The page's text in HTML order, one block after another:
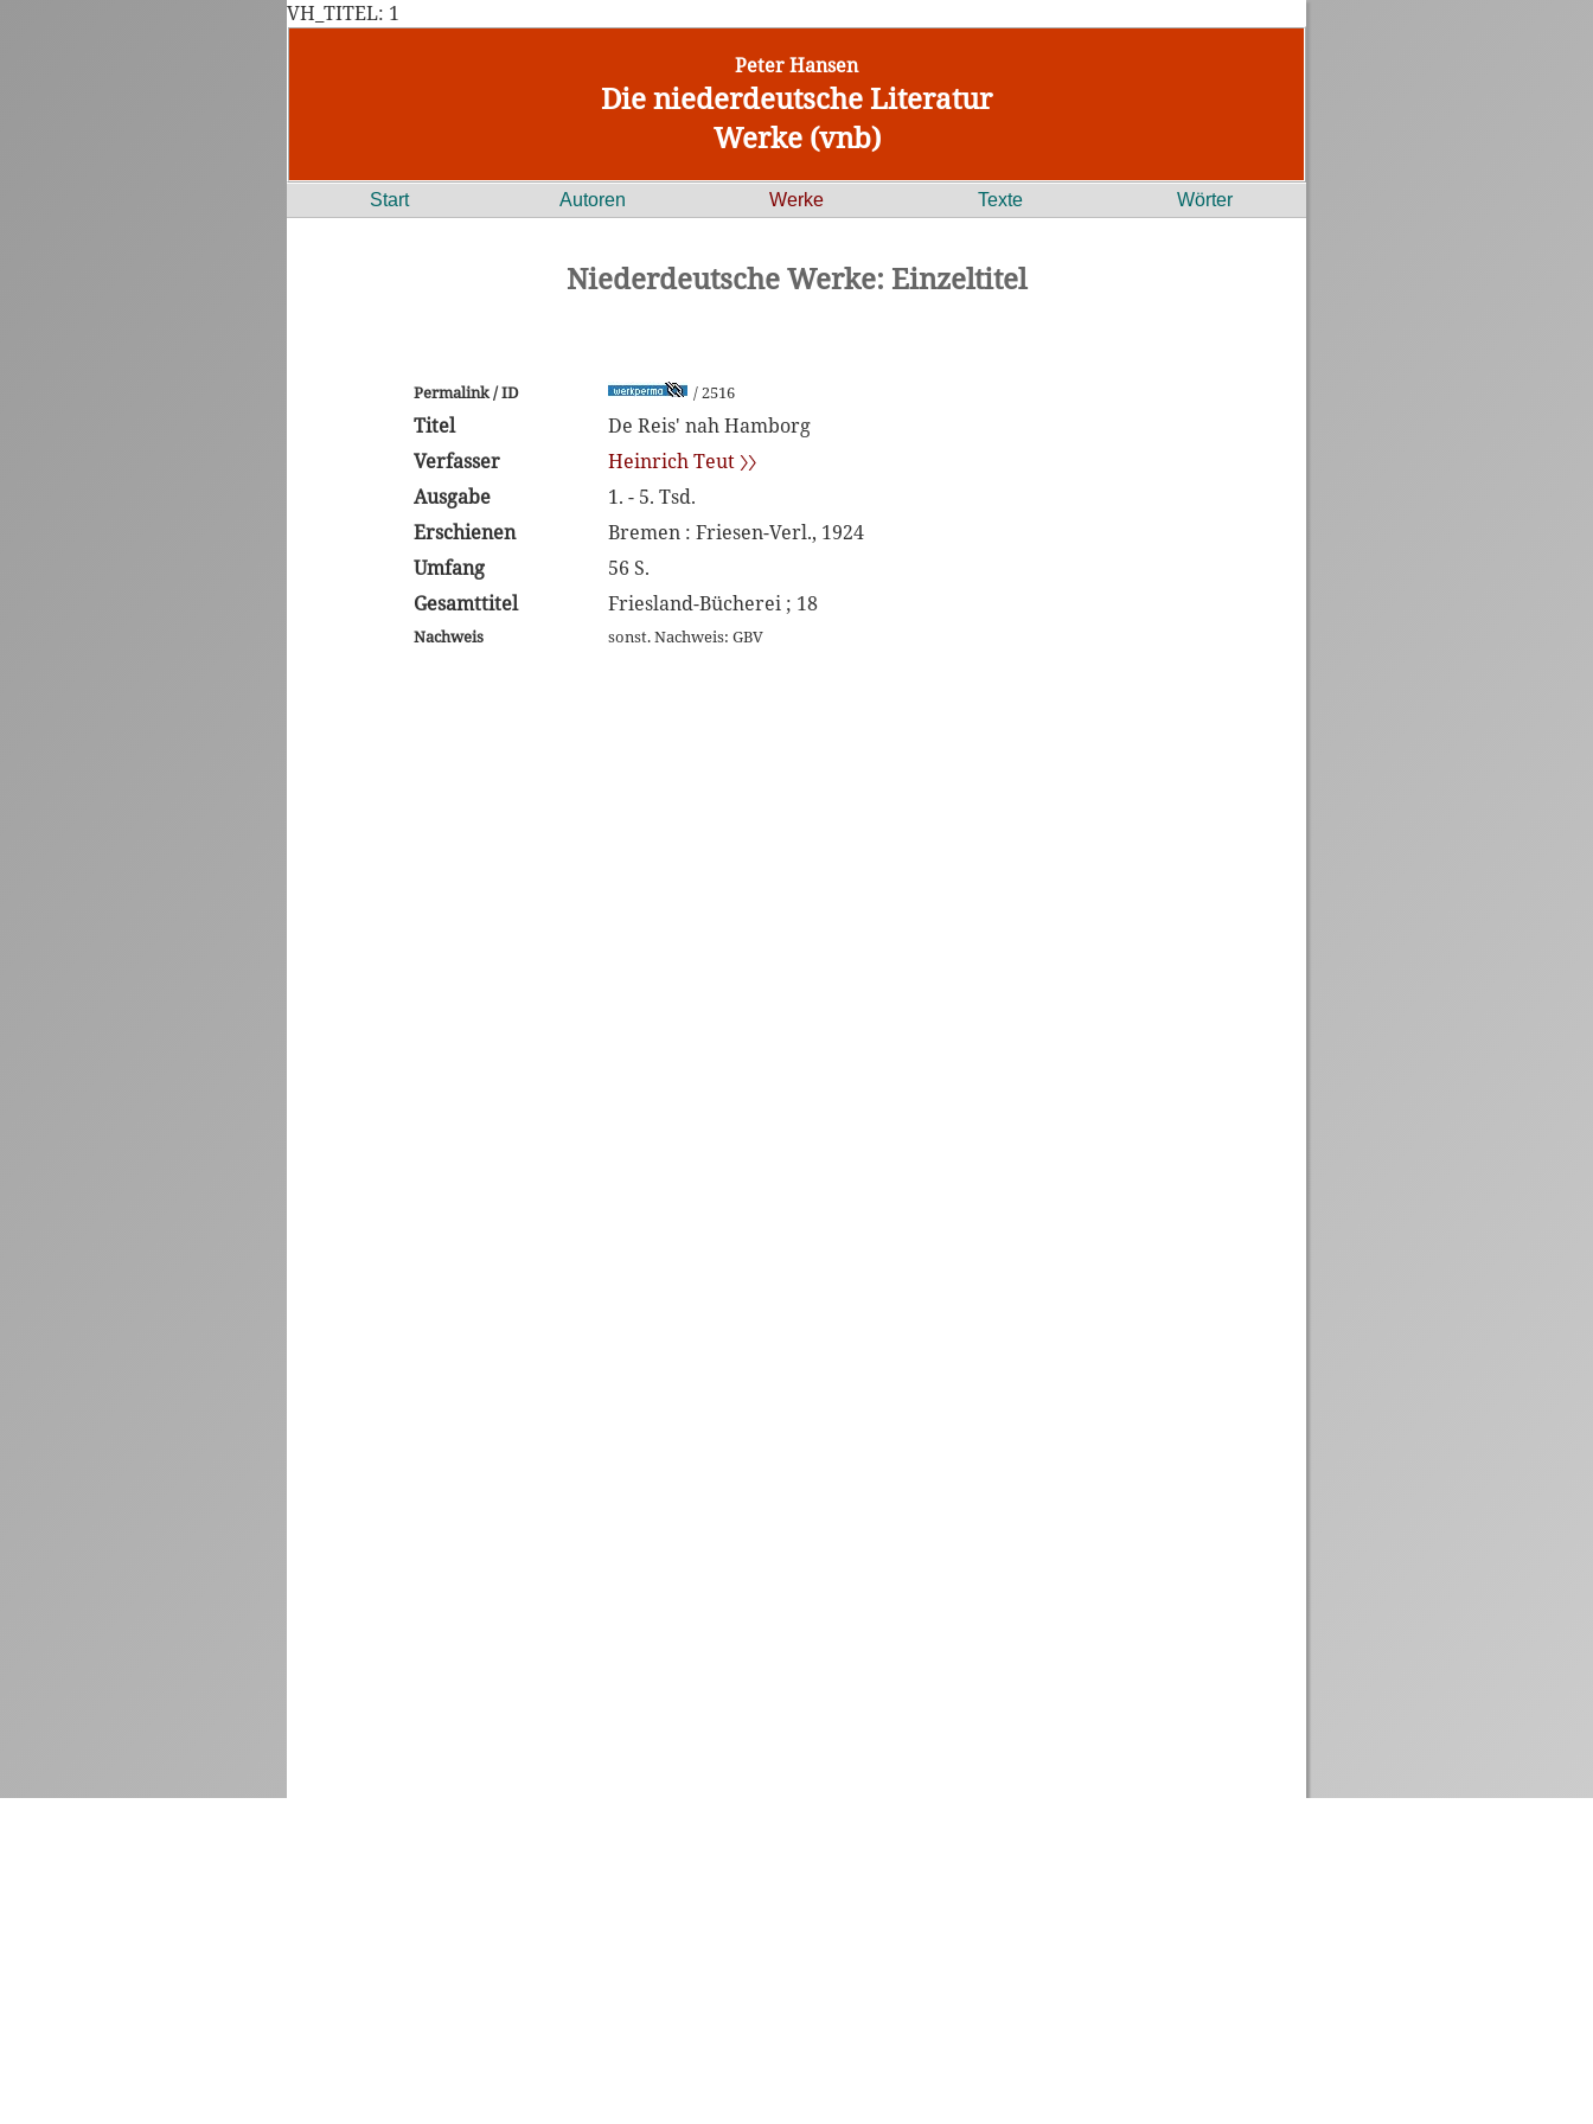
VH_TITEL: 1
Peter Hansen
Die niederdeutsche Literatur
Werke (vnb)
Start Autoren Werke Texte Wörter
Niederdeutsche Werke: Einzeltitel
Permalink / ID / 2516
Titel
De Reis' nah Hamborg
Verfasser
Heinrich Teut 〉〉
Ausgabe
1. - 5. Tsd.
Erschienen
Bremen : Friesen-Verl., 1924
Umfang
56 S.
Gesamttitel
Friesland-Bücherei ; 18
Nachweis sonst. Nachweis: GBV